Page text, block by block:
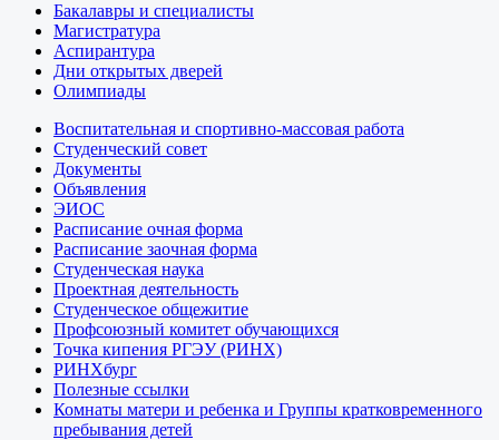
Бакалавры и специалисты
Магистратура
Аспирантура
Дни открытых дверей
Олимпиады
Воспитательная и спортивно-массовая работа
Студенческий совет
Документы
Объявления
ЭИОС
Расписание очная форма
Расписание заочная форма
Студенческая наука
Проектная деятельность
Студенческое общежитие
Профсоюзный комитет обучающихся
Точка кипения РГЭУ (РИНХ)
РИНХбург
Полезные ссылки
Комнаты матери и ребенка и Группы кратковременного
пребывания детей